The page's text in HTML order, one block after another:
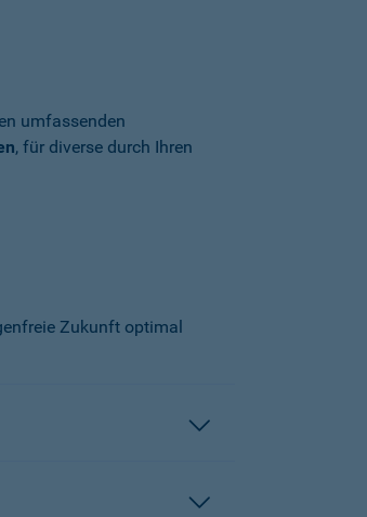
umfassenden
, für diverse durch Ihren
Zukunft optimal